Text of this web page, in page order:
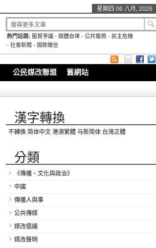
星期四 06 八月, 2026
熱門話題: 服貿爭議 -媒體自律 -公共電視 - 民主危機
- 社會新聞 - 捐款徵信
公民媒改聯盟 舊網站
漢字轉換
不轉換 简体中文 港澳繁體 马新简体 台灣正體
分類
《傳播、文化與政治》
中國
傳播人與事
公共傳媒
媒改倡議
媒改聲明